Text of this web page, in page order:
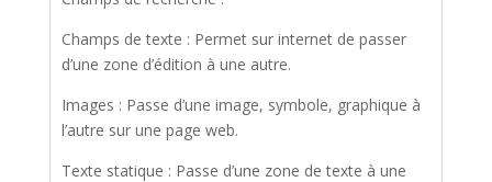
Champs de texte : Permet sur internet de passer
d’une zone d’édition à une autre.
Images : Passe d’une image, symbole, graphique à
l’autre sur une page web.
Texte statique : Passe d’une zone de texte à une